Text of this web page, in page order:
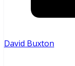
David Buxton